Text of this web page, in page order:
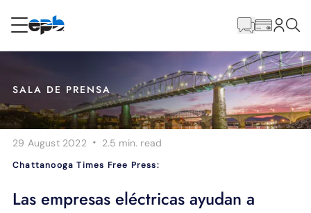
Internet
Energía
Televisión
principal
SALA DE PRENSA
29 August 2022 · 2.5 min. read
Chattanooga Times Free Press:
Las empresas eléctricas ayudan a